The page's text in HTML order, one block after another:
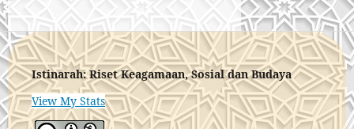
Istinarah: Riset Keagamaan, Sosial dan Budaya
View My Stats